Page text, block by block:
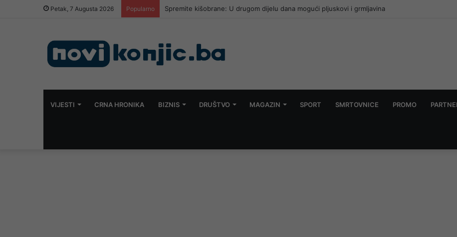
Petak, 7 Augusta 2026 Popularno Spremite kišobrane: U drugom dijelu dana mogući pljuskovi i grmljavina
VIJESTI CRNA HRONIKA BIZNIS DRUŠTVO MAGAZIN SPORT SMRTOVNICE PROMO